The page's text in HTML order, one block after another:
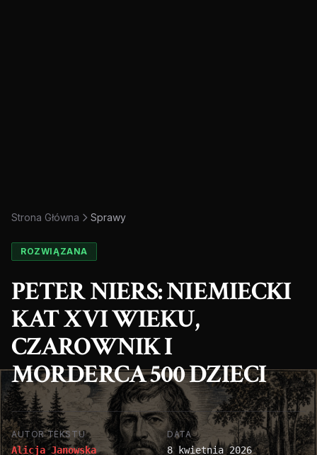
Strona Główna Sprawy
ROZWIĄZANA
PETER NIERS: NIEMIECKI
KAT XVI WIEKU,
CZAROWNIK I
MORDERCA 500 DZIECI
AUTOR TEKSTU
Alicja Janowska
DATA
8 kwietnia 2026